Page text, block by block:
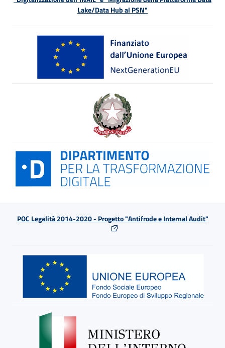
Lake/Data Hub al PSN"
POC Legalità 2014-2020 - Progetto "Antifrode e Internal Audit"